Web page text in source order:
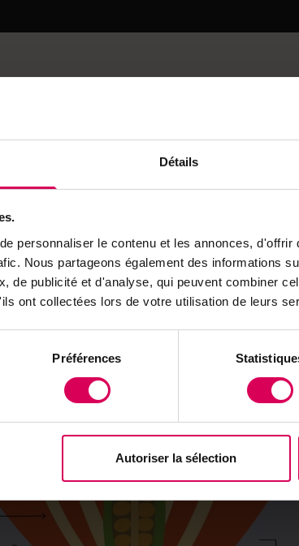
Détails
personnaliser le contenu et les annonces,
Nous partageons également des informations
de publicité et d'analyse, qui peuvent combiner
ont collectées lors de votre utilisation de leurs
Préférences
Autoriser la sélection